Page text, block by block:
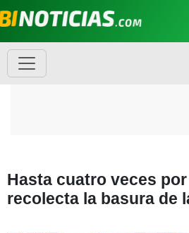
Hasta cuatro veces
recolecta la basura de